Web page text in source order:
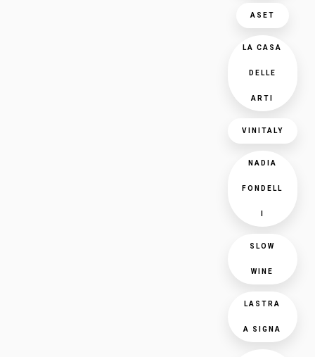
ASET
LA CASA
DELLE
ARTI
VINITALY
NADIA
FONDELL
SLOW
WINE
LASTRA
A SIGNA